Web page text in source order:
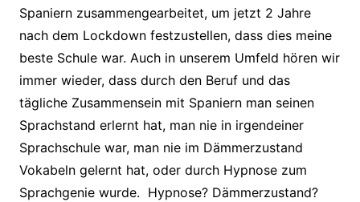
Spaniern zusammengearbeitet, um jetzt 2 Jahre
nach dem Lockdown festzustellen, dass dies meine
beste Schule war. Auch in unserem Umfeld hören wir
immer wieder, dass durch den Beruf und das
tägliche Zusammensein mit Spaniern man seinen
Sprachstand erlernt hat, man nie in irgendeiner
Sprachschule war, man nie im Dämmerzustand
Vokabeln gelernt hat, oder durch Hypnose zum
Sprachgenie wurde. Hypnose? Dämmerzustand?